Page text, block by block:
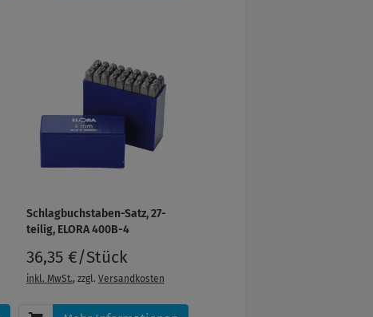
Schlagbuchstaben-Satz, 27-
teilig, ELORA 400B-4
36,35 €/Stück
inkl. MwSt., zzgl. Versandkosten